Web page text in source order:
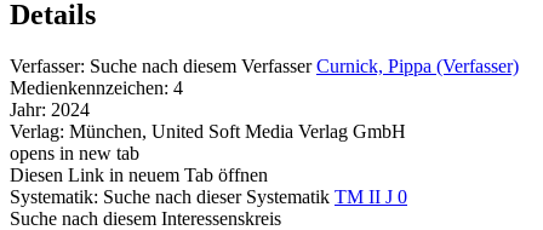
Details
Verfasser: Suche nach diesem Verfasser Curnick, Pippa (Verfasser)
Medienkennzeichen: 4
Jahr: 2024
Verlag: München, United Soft Media Verlag GmbH
opens in new tab
Diesen Link in neuem Tab öffnen
Systematik: Suche nach dieser Systematik TM II J 0
Suche nach diesem Interessenskreis